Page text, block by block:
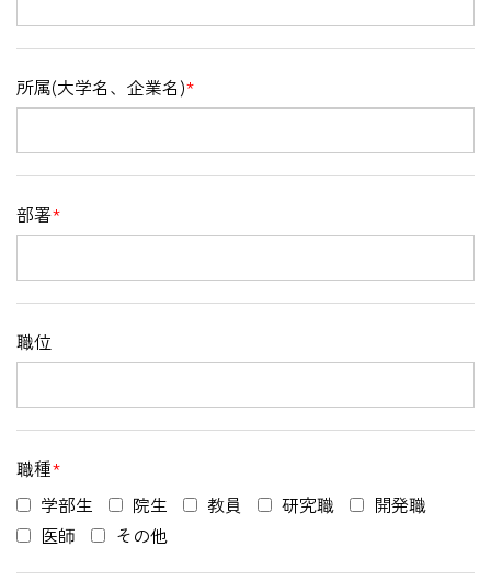
所属(大学名、企業名)*
部署*
職位
職種*
学部生
院生 教員 研究職
開発職
医師
その他